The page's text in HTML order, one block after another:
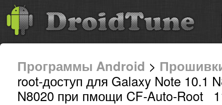
Программы Android >
root-доступ для Galaxy Note 10.1
N8020 при пмощи CF-Auto-Root